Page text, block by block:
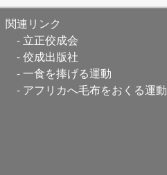
関連リンク
立正佼成会
佼成出版社
一食を捧げる運動
アフリカへ毛布をおくる運動